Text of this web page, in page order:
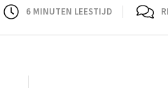
6 MINUTEN LEESTIJD